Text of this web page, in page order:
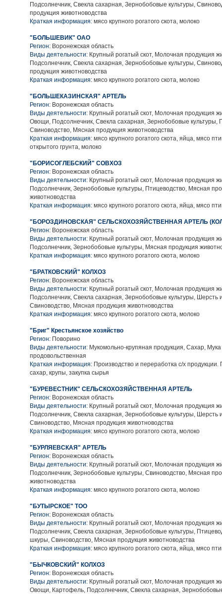
Подсолнечник, Свекла сахарная, Зернобобовые культуры,
продукция животноводства
Краткая информация: мясо крупного рогатого скота, молоко
"БОЛЬШЕВИК" ОАО
Регион: Воронежская область
Виды деятельности: Крупный рогатый скот, Молочная продукция
Подсолнечник, Свекла сахарная, Зернобобовые культуры,
продукция животноводства
Краткая информация: мясо крупного рогатого скота, молоко
"БОЛЬШЕКАЗИНСКАЯ" АРТЕЛЬ
Регион: Воронежская область
Виды деятельности: Крупный рогатый скот, Молочная продукция
Овощи, Подсолнечник, Свекла сахарная, Зернобобовые культуры,
Свиноводство, Мясная продукция животноводства
Краткая информация: мясо крупного рогатого скота, яйца, мясо
открытого грунта, молоко
"БОРИСОГЛЕБСКИЙ" СОВХОЗ
Регион: Воронежская область
Виды деятельности: Крупный рогатый скот, Молочная продукция
Подсолнечник, Зернобобовые культуры, Птицеводство, Мясная
животноводства
Краткая информация: мясо крупного рогатого скота, яйца, мясо
"БОРОЗДИНОВСКАЯ" СЕЛЬСКОХОЗЯЙСТВЕННАЯ АРТЕЛЬ
Регион: Воронежская область
Виды деятельности: Крупный рогатый скот, Молочная продукция
Подсолнечник, Зернобобовые культуры, Мясная продукция
Краткая информация: мясо крупного рогатого скота, молоко
"БРАТКОВСКИЙ" КОЛХОЗ
Регион: Воронежская область
Виды деятельности: Крупный рогатый скот, Молочная продукция
Подсолнечник, Свекла сахарная, Зернобобовые культуры, Шерсть
Свиноводство, Мясная продукция животноводства
Краткая информация: мясо крупного рогатого скота, молоко
"Бриг" Крестьянское хозяйство
Регион: Поворино
Виды деятельности: Мукомольно-крупяная продукция, Сахар, Мука
продовольственная
Краткая информация: Производство и переработка с/х
сахар, крупы, закупка сырья
"БУРЕВЕСТНИК" СЕЛЬСКОХОЗЯЙСТВЕННАЯ АРТЕЛЬ
Регион: Воронежская область
Виды деятельности: Крупный рогатый скот, Молочная продукция
Подсолнечник, Свекла сахарная, Зернобобовые культуры, Шерсть
Свиноводство, Мясная продукция животноводства
Краткая информация: мясо крупного рогатого скота, молоко
"БУРЛЯЕВСКАЯ" АРТЕЛЬ
Регион: Воронежская область
Виды деятельности: Крупный рогатый скот, Молочная продукция
Подсолнечник, Зернобобовые культуры, Свиноводство, Мясная
животноводства
Краткая информация: мясо крупного рогатого скота, молоко
"БУТЫРСКОЕ" ТОО
Регион: Воронежская область
Виды деятельности: Крупный рогатый скот, Молочная продукция
Подсолнечник, Свекла сахарная, Зернобобовые культуры,
шкуры, Свиноводство, Мясная продукция животноводства
Краткая информация: мясо крупного рогатого скота, яйца, мясо
"БЫЧКОВСКИЙ" КОЛХОЗ
Регион: Воронежская область
Виды деятельности: Крупный рогатый скот, Молочная продукция
Овощи, Картофель, Подсолнечник, Свекла сахарная,